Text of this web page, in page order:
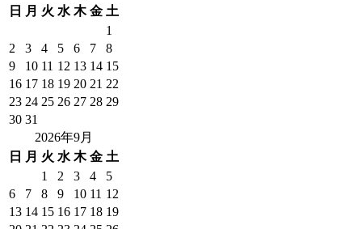
日
月 火 水 木 金 土
1
2
3 4 5 6 7
8
9
10 11 12 13 14 15
16 17 18 19 20 21 22
23 24 25 26 27 28 29
30 31
2026年9月
日
月 火 水 木 金 土
1
2 3 4
5
6
7 8 9 10 11 12
13 14 15 16 17 18 19